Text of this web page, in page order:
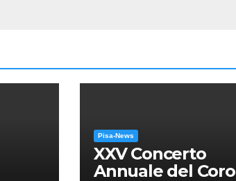
Pisa-News
XXV Concerto
Annuale del Coro